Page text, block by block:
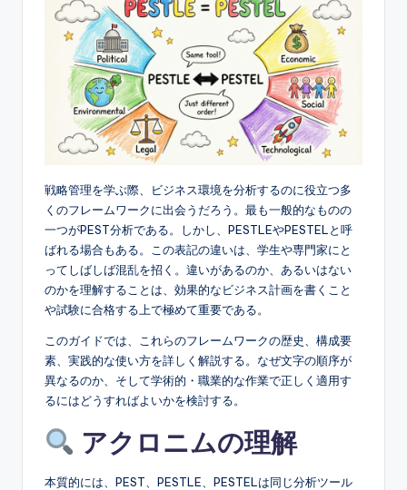
o
w
&
D
戦略管理を学ぶ際、ビジネス環境を分析するのに役立つ多
くのフレームワークに出会うだろう。最も一般的なものの
一つがPEST分析である。しかし、PESTLEやPESTELと呼
ばれる場合もある。この表記の違いは、学生や専門家にと
ってしばしば混乱を招く。違いがあるのか、あるいはない
のかを理解することは、効果的なビジネス計画を書くこと
や試験に合格する上で極めて重要である。
このガイドでは、これらのフレームワークの歴史、構成要
素、実践的な使い方を詳しく解説する。なぜ文字の順序が
異なるのか、そして学術的・職業的な作業で正しく適用す
るにはどうすればよいかを検討する。
アクロニムの理解
本質的には、PEST、PESTLE、PESTELは同じ分析ツール